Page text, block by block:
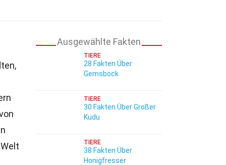
Ausgewählte Fakten
TIERE
28 Fakten Über
Gemsbock
TIERE
30 Fakten Über Großer
Kudu
TIERE
38 Fakten Über
Honigfresser